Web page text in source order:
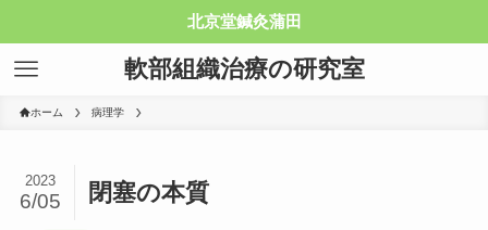
北京堂鍼灸蒲田
軟部組織治療の研究室
ホーム 病理学
閉塞の本質
2023
6/05